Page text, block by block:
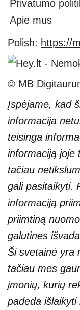
Privatumo
Apie mus
Polish: https://
© MB
Įspėjame, kad
informacija
teisinga
informaciją joje
tačiau
gali pasitaikyti.
informaciją
priimtiną
galutines
Ši svetainė yra
tačiau mes
įmonių, kurių
padeda